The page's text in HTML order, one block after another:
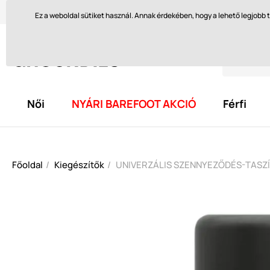
Szívesen segítünk ittorders@groundies.cz
Női NYÁRI BAREFOOT AKCIÓ Férfi
Főoldal Kiegészítők UNIVERZÁLIS SZENNYEZŐDÉS-
Ez a weboldal sütiket használ. Annak érdekében, hogy a lehető